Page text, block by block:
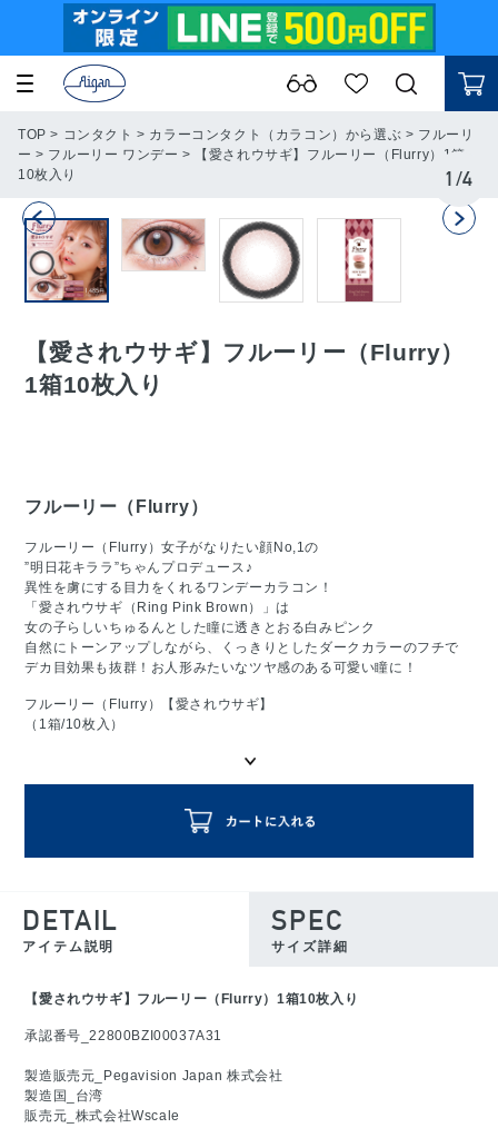
TOP > コンタクト > カラーコンタクト（カラコン）から選ぶ > フルーリ
ー > フルーリー ワンデー >
【愛されウサギ】フルーリー（Flurry）1箱
10枚入り
1/4
【愛されウサギ】フルーリー（Flurry）
1箱10枚入り
フルーリー（Flurry）
フルーリー（Flurry）女子がなりたい顔No,1の
”明日花キララ”ちゃんプロデュース♪
異性を虜にする目力をくれるワンデーカラコン！
「愛されウサギ（Ring Pink Brown）」は
女の子らしいちゅるんとした瞳に透きとおる白みピンク
自然にトーンアップしながら、くっきりとしたダークカラーのフチで
デカ目効果も抜群！お人形みたいなツヤ感のある可愛い瞳に！
フルーリー（Flurry）【愛されウサギ】
（1箱/10枚入）
DETAIL
アイテム説明
SPEC
サイズ詳細
【愛されウサギ】フルーリー（Flurry）1箱10枚入り
承認番号_22800BZI00037A31
製造販売元_Pegavision Japan 株式会社
製造国_台湾
販売元_株式会社Wscale